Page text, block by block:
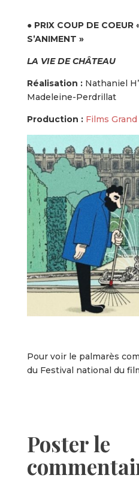
● PRIX COUP DE COEUR
S’ANIMENT »
LA VIE DE CHÂTEAU
Réalisation :Nathaniel
Madeleine-Perdrillat
Production : Films
Pour voir le palmarès
du Festival national du
Poster le